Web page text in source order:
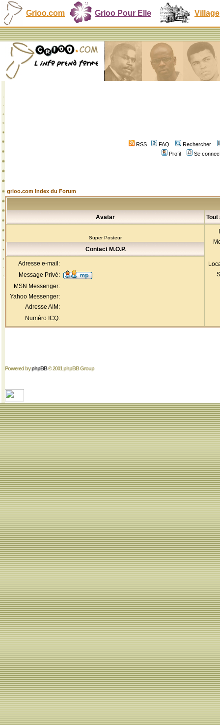
Grioo.com Grioo Pour Elle Village
RSS FAQ
Rechercher
Profil
Se
grioo.com Index du Forum
Avatar Tout
Super Posteur
Contact M.O.P.
Adresse e-mail:
Message Privé:
MSN Messenger:
Yahoo Messenger:
Adresse AIM:
Numéro ICQ:
Powered byphpBB© 2001 phpBB Group